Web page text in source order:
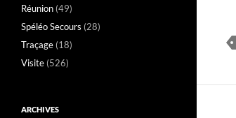
Réunion (49)
Spéléo Secours (28)
Traçage (18)
Visite (526)
ARCHIVES